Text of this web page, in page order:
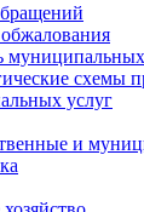
схемы
услуг
и